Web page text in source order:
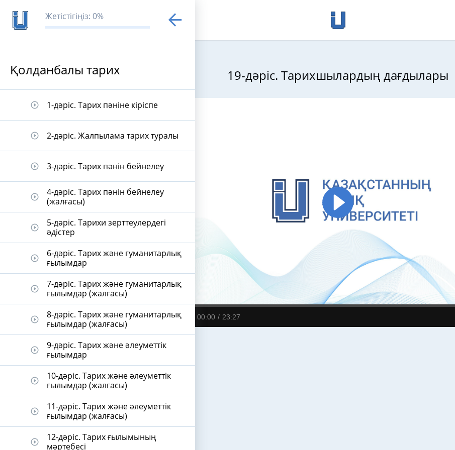
Жетістігіңіз: 0%
Қолданбалы тарих
play_circle_outline 1-дәріс. Тарих пәніне кіріспе
play_circle_outline 2-дәріс. Жалпылама тарих туралы
play_circle_outline 3-дәріс. Тарих пәнін бейнелеу
play_circle_outline
4-дәріс. Тарих пәнін бейнелеу
(жалғасы)
play_circle_outline
5-дәріс. Тарихи зерттеулердегі
әдістер
play_circle_outline
6-дәріс. Тарих және гуманитарлық
ғылымдар
play_circle_outline
7-дәріс. Тарих және гуманитарлық
ғылымдар (жалғасы)
play_circle_outline
8-дәріс. Тарих және гуманитарлық
ғылымдар (жалғасы)
play_circle_outline
9-дәріс. Тарих және әлеуметтік
ғылымдар
play_circle_outline
10-дәріс. Тарих және әлеуметтік
ғылымдар (жалғасы)
play_circle_outline
11-дәріс. Тарих және әлеуметтік
ғылымдар (жалғасы)
play_circle_outline
12-дәріс. Тарих ғылымының
мәртебесі
19-дәріс. Тарихшылардың дағдылары
Қолданбалы тарих
00:00 23:27